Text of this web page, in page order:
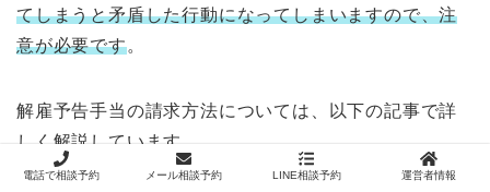
てしまうと矛盾した行動になってしまいますので、注
意が必要です。
解雇予告手当の請求方法については、以下の記事で詳
しく解説しています。
電話で相談予約 メール相談予約 LINE相談予約 運営者情報